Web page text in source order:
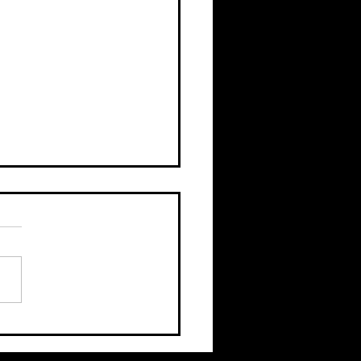
la inclusión del sector
en el plan de